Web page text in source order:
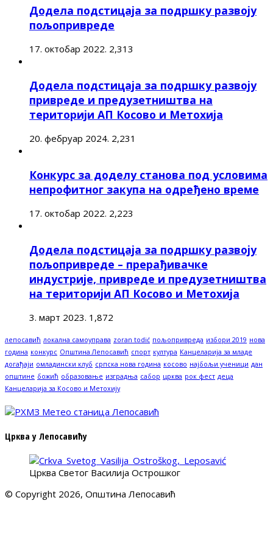
Додела подстицаја за подршку развоју
пољопривреде
17. октобар 2022. 2,313
Додела подстицаја за подршку развоју
привреде и предузетништва на
територији АП Косово и Метохија
20. фебруар 2024. 2,231
Конкурс за доделу станова под условима
непрофитног закупа на одређено време
17. октобар 2022. 2,223
Додела подстицаја за подршку развоју
пољопривреде – прерађивачке
индустрије, привреде и предузетништва
на територији АП Косово и Метохија
3. март 2023. 1,872
лепосавић локална самоуправа zoran todić пољопривреда избори 2019 нова
година конкурс Општина Лепосавић спорт култура Канцеларија за младе
догађаји омладински клуб српска нова година косово најбољи ученици дан
општине божић образовање изградња сабор црква рок фест деца
Канцеларија за Косово и Метохију
Црква у Лепосавићу
Црква Светог Василија Острошког
© Copyright 2026, Општина Лепосавић